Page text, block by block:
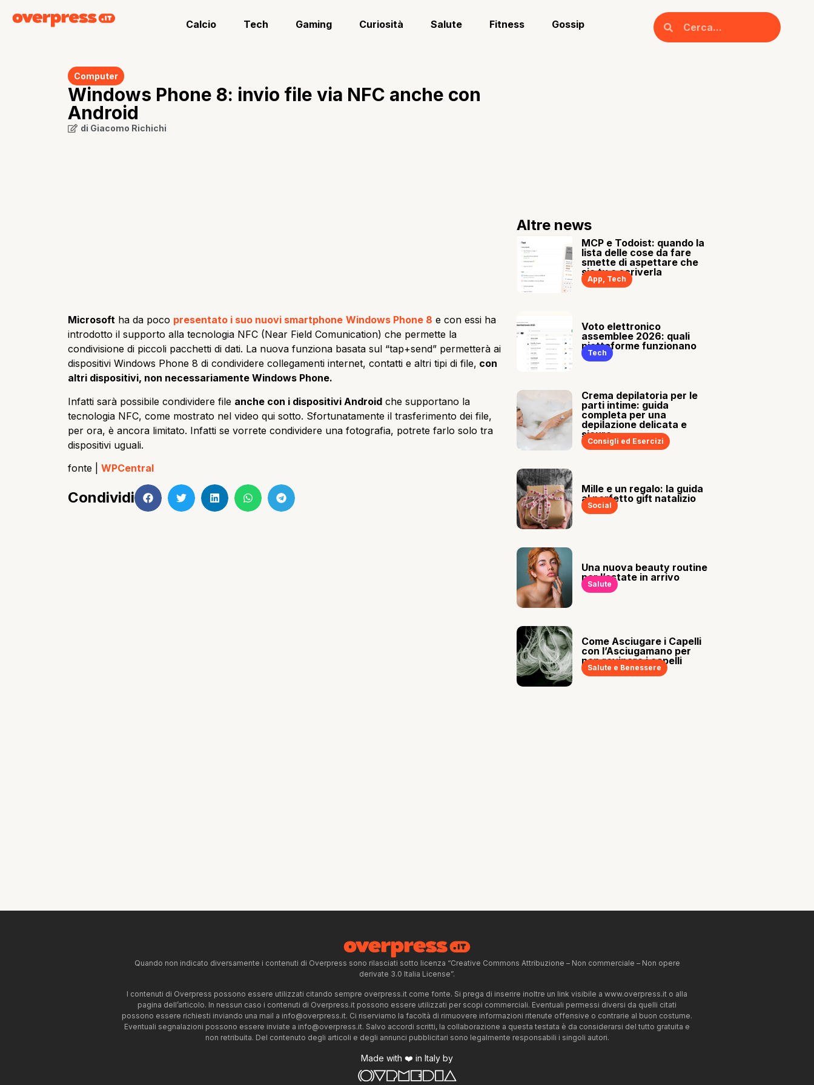
Calcio Tech Gaming Curiosità Salute Fitness Gossip
Computer
Windows Phone 8: invio file via NFC anche con
Android
di Giacomo Richichi
Microsoft ha da poco presentato i suo nuovi smartphone Windows Phone 8 e con essi ha
introdotto il supporto alla tecnologia NFC (Near Field Comunication) che permette la
condivisione di piccoli pacchetti di dati. La nuova funziona basata sul “tap+send” permetterà ai
dispositivi Windows Phone 8 di condividere collegamenti internet, contatti e altri tipi di file, con
altri dispositivi, non necessariamente Windows Phone.
Infatti sarà possibile condividere file anche con i dispositivi Android che supportano la
tecnologia NFC, come mostrato nel video qui sotto. Sfortunatamente il trasferimento dei file,
per ora, è ancora limitato. Infatti se vorrete condividere una fotografia, potrete farlo solo tra
dispositivi uguali.
fonte | WPCentral
Condividi
Altre news
MCP e Todoist: quando la
lista delle cose da fare
smette di aspettare che
sia tu a scriverla
App, Tech
Voto elettronico
assemblee 2026: quali
piattaforme funzionano
Tech
Crema depilatoria per le
parti intime: guida
completa per una
depilazione delicata e
sicura
Consigli ed Esercizi
Mille e un regalo: la guida
al perfetto gift natalizio
Social
Una nuova beauty routine
per l’estate in arrivo
Salute
Come Asciugare i Capelli
con l’Asciugamano per
non rovinare i capelli
Salute e Benessere
Quando non indicato diversamente i contenuti di Overpress sono rilasciati sotto licenza “Creative Commons Attribuzione – Non commerciale – Non opere
derivate 3.0 Italia License”.
I contenuti di Overpress possono essere utilizzati citando sempre overpress.it come fonte. Si prega di inserire inoltre un link visibile a www.overpress.it o alla
pagina dell’articolo. In nessun caso i contenuti di Overpress.it possono essere utilizzati per scopi commerciali. Eventuali permessi diversi da quelli citati
possono essere richiesti inviando una mail a info@overpress.it. Ci riserviamo la facoltà di rimuovere informazioni ritenute offensive o contrarie al buon costume.
Eventuali segnalazioni possono essere inviate a info@overpress.it. Salvo accordi scritti, la collaborazione a questa testata è da considerarsi del tutto gratuita e
non retribuita. Del contenuto degli articoli e degli annunci pubblicitari sono legalmente responsabili i singoli autori.
Made with ❤️ in Italy by